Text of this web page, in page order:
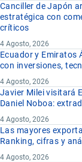
Canciller de Japón
estratégica con
críticos
4 Agosto, 2026
Ecuador y Emiratos
con inversiones,
4 Agosto, 2026
Javier Milei visitará
Daniel Noboa:
4 Agosto, 2026
Las mayores
Ranking, cifras y
4 Agosto, 2026